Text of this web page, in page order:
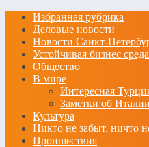
Избранная рубрика
Деловые новости
Новости Санкт-
Устойчивая бизнес среда
Общество
В мире
Интересная
Заметки об Италии
Культура
Никто не забыт, ничто
Проишествия